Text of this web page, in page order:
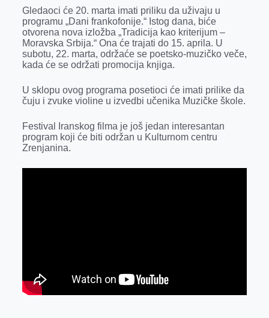
o
k
g
e
r
I
n
p
p
Gledaoci će 20. marta imati priliku da uživaju u
programu „Dani frankofonije.“ Istog dana, biće
otvorena nova izložba „Tradicija kao kriterijum –
Moravska Srbija.“ Ona će trajati do 15. aprila. U
subotu, 22. marta, održaće se poetsko-muzičko veče,
kada će se održati promocija knjiga.
U sklopu ovog programa posetioci će imati prilike da
čuju i zvuke violine u izvedbi učenika Muzičke škole.
Festival Iranskog filma je još jedan interesantan
program koji će biti održan u Kulturnom centru
Zrenjanina.